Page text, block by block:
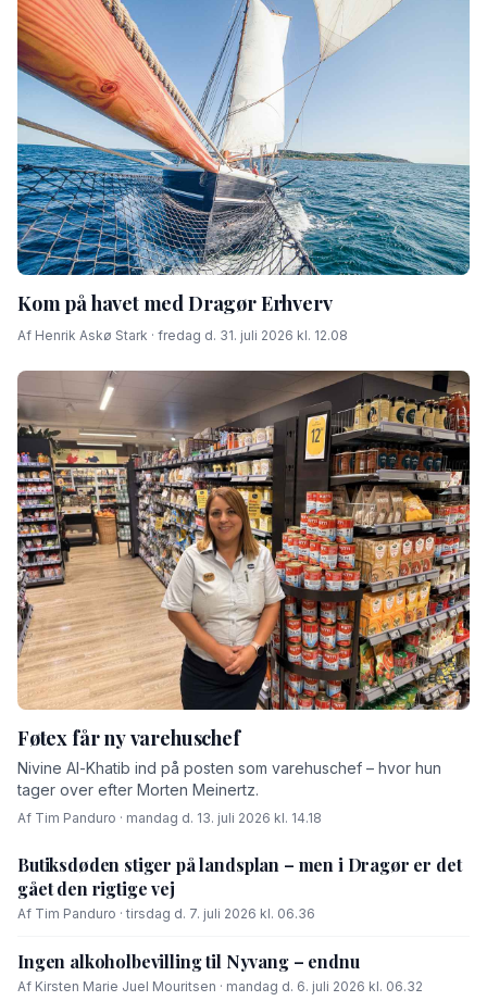
Kom på havet med Dragør Erhverv
Af Henrik Askø Stark · fredag d. 31. juli 2026 kl. 12.08
Føtex får ny varehuschef
Nivine Al-Khatib ind på posten som varehuschef – hvor hun
tager over efter Morten Meinertz.
Af Tim Panduro · mandag d. 13. juli 2026 kl. 14.18
Butiksdøden stiger på landsplan – men i Dragør er det
gået den rigtige vej
Af Tim Panduro · tirsdag d. 7. juli 2026 kl. 06.36
Ingen alkoholbevilling til Nyvang – endnu
Af Kirsten Marie Juel Mouritsen · mandag d. 6. juli 2026 kl. 06.32